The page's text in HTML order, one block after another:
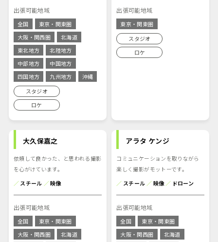
出張可能地域
全国
東京・関東圏
大阪・関西圏
北海道
東北地方
北陸地方
中部地方
中国地方
四国地方
九州地方
沖縄
スタジオ
ロケ
出張可能地域
東京・関東圏
スタジオ
ロケ
大久保嘉之
依頼して良かった、と思われる撮影
を心がけています。
／スチール ／映像
出張可能地域
全国
東京・関東圏
大阪・関西圏
北海道
アラタ ケンジ
コミュニケーションを取りながら
楽しく撮影がモットーです。
／ スチール ／映像 ／ ドローン
出張可能地域
全国
東京・関東圏
大阪・関西圏
北海道